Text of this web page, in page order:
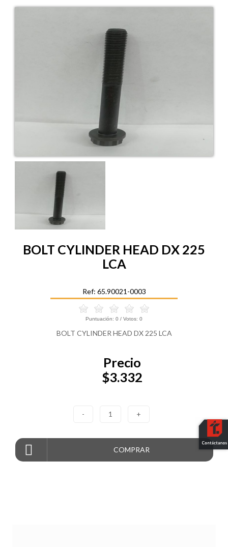
BOLT CYLINDER HEAD DX 225
LCA
Ref: 65.90021-0003
Puntuación: 0 / Votos: 0
BOLT CYLINDER HEAD DX 225 LCA
Precio
$3.332
- 1 +
COMPRAR